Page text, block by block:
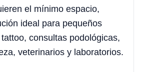
el mínimo espacio,
ideal para pequeños
consultas podológicas,
veterinarios y laboratorios.